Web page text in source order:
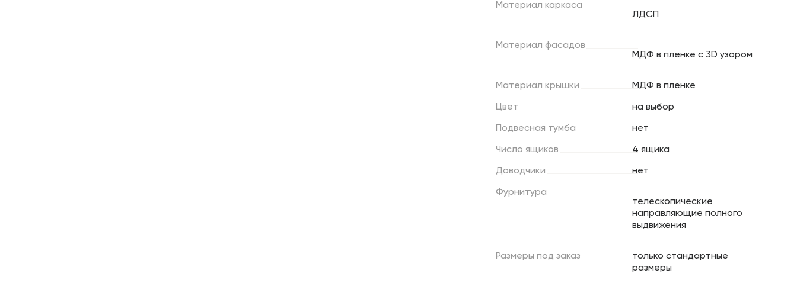
Материал каркаса
ЛДСП
Материал фасадов
МДФ в пленке с 3D узором
Материал крышки МДФ в пленке
Цвет на выбор
Подвесная тумба нет
Число ящиков 4 ящика
Доводчики нет
Фурнитура
телескопические
направляющие полного
выдвижения
Размеры под заказ
только стандартные
размеры